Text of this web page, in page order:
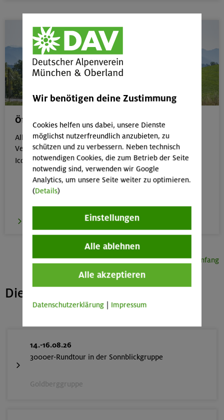
Öffentliche Anreise
Alle Veranstaltungen, die gut mit öffentlichen
Verkehrsmitteln erreichbar sind, erkennst du an dem
Icon: 
Seitenanfang
Die nächsten freien Plätze
14.-16.08.26
3000er-Rundtour in der Sonnblickgruppe
Goldberggruppe
Wir benötigen deine Zustimmung
Cookies helfen uns dabei, unsere Dienste
möglichst nutzerfreundlich anzubieten, zu
schützen und zu verbessern. Neben technisch
notwendigen Cookies, die zum Betrieb der Seite
notwendig sind, verwenden wir Google
Analytics, um unsere Seite weiter zu optimieren.
(Details)
Einstellungen
Alle ablehnen
Alle akzeptieren
Datenschutzerklärung Impressum